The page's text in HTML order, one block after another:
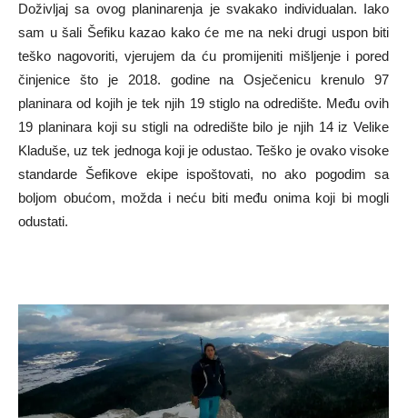
Doživljaj sa ovog planinarenja je svakako individualan. Iako
sam u šali Šefiku kazao kako će me na neki drugi uspon biti
teško nagovoriti, vjerujem da ću promijeniti mišljenje i pored
činjenice što je 2018. godine na Osječenicu krenulo 97
planinara od kojih je tek njih 19 stiglo na odredište. Među ovih
19 planinara koji su stigli na odredište bilo je njih 14 iz Velike
Kladuše, uz tek jednoga koji je odustao. Teško je ovako visoke
standarde Šefikove ekipe ispoštovati, no ako pogodim sa
boljom obućom, možda i neću biti među onima koji bi mogli
odustati.